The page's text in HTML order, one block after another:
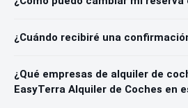
¿Cuándo recibiré una
¿Qué empresas de alquiler de
EasyTerra Alquiler de Coches en